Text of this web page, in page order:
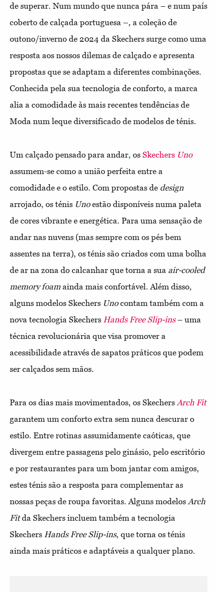
de superar. Num mundo que nunca pára – e num país
coberto de calçada portuguesa –, a coleção de
outono/inverno de 2024 da Skechers surge como uma
resposta aos nossos dilemas de calçado e apresenta
propostas que se adaptam a diferentes combinações.
Conhecida pela sua tecnologia de conforto, a marca
alia a comodidade às mais recentes tendências de
Moda num leque diversificado de modelos de ténis.
Um calçado pensado para andar, os Skechers Uno
assumem-se como a união perfeita entre a
comodidade e o estilo. Com propostas de design
arrojado, os ténis Unoestão disponíveis numa paleta
de cores vibrante e energética. Para uma sensação de
andar nas nuvens (mas sempre com os pés bem
assentes na terra), os ténis são criados com uma bolha
de ar na zona do calcanhar que torna a sua air-cooled
memory foam ainda mais confortável. Além disso,
alguns modelos Skechers Unocontam também com a
nova tecnologia Skechers Hands Free Slip-ins– uma
técnica revolucionária que visa promover a
acessibilidade através de sapatos práticos que podem
ser calçados sem mãos.
Para os dias mais movimentados, os SkechersArch Fit
garantem um conforto extra sem nunca descurar o
estilo. Entre rotinas assumidamente caóticas, que
divergem entre passagens pelo ginásio, pelo escritório
e por restaurantes para um bom jantar com amigos,
estes ténis são a resposta para complementar as
nossas peças de roupa favoritas. Alguns modelosArch
Fitda Skechers incluem também a tecnologia
Skechers Hands Free Slip-ins, que torna os ténis
ainda mais práticos e adaptáveis a qualquer plano.